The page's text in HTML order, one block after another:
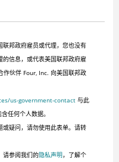
邦政府雇员或代理，您也没有
信息，或代表美国联邦政府雇
作伙伴 Four, Inc. 向美国联邦政
us-government-contact与此
任何个人数据。
疑问，请勿使用此表单。请转
请参阅我们的隐私声明，了解个